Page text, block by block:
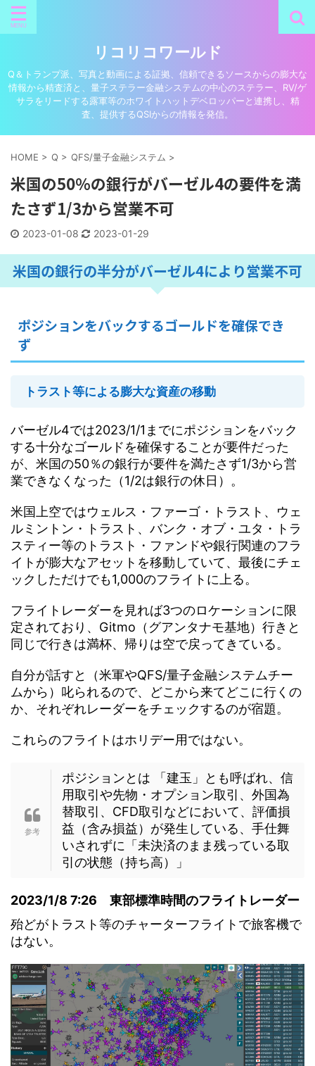
リコリコワールド
Q＆トランプ派、写真と動画による証拠、信頼できるソースからの膨大な
情報から精査済と、量子ステラー金融システムの中心のステラー、RV/ゲ
サラをリードする露軍等のホワイトハットデベロッパーと連携し、精
査、提供するQSIからの情報を発信。
HOME > Q > QFS/量子金融システム >
米国の50％の銀行がバーゼル4の要件を満
たさず1/3から営業不可
2023-01-08 2023-01-29
米国の銀行の半分がバーゼル4により営業不可
ポジションをバックするゴールドを確保でき
ず
トラスト等による膨大な資産の移動
バーゼル4では2023/1/1までにポジションをバック
する十分なゴールドを確保することが要件だった
が、米国の50％の銀行が要件を満たさず1/3から営
業できなくなった（1/2は銀行の休日）。
米国上空ではウェルス・ファーゴ・トラスト、ウェ
ルミントン・トラスト、バンク・オブ・ユタ・トラ
スティー等のトラスト・ファンドや銀行関連のフラ
イトが膨大なアセットを移動していて、最後にチェ
ックしただけでも1,000のフライトに上る。
フライトレーダーを見れば3つのロケーションに限
定されており、Gitmo（グアンタナモ基地）行きと
同じで行きは満杯、帰りは空で戻ってきている。
自分が話すと（米軍やQFS/量子金融システムチー
ムから）叱られるので、どこから来てどこに行くの
か、それぞれレーダーをチェックするのが宿題。
これらのフライトはホリデー用ではない。
ポジションとは 「建玉」とも呼ばれ、信
用取引や先物・オプション取引、外国為
替取引、CFD取引などにおいて、評価損
益（含み損益）が発生している、手仕舞
いされずに「未決済のまま残っている取
引の状態（持ち高）」
2023/1/8 7:26 東部標準時間のフライトレーダー
殆どがトラスト等のチャーターフライトで旅客機で
はない。